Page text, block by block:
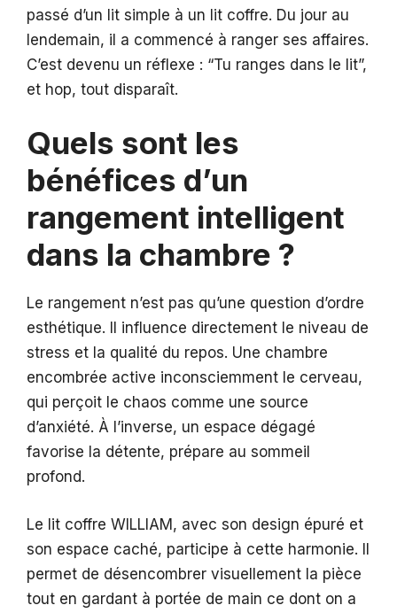
passé d’un lit simple à un lit coffre. Du jour au
lendemain, il a commencé à ranger ses affaires.
C’est devenu un réflexe : “Tu ranges dans le lit”,
et hop, tout disparaît.
Quels sont les
bénéfices d’un
rangement intelligent
dans la chambre ?
Le rangement n’est pas qu’une question d’ordre
esthétique. Il influence directement le niveau de
stress et la qualité du repos. Une chambre
encombrée active inconsciemment le cerveau,
qui perçoit le chaos comme une source
d’anxiété. À l’inverse, un espace dégagé
favorise la détente, prépare au sommeil
profond.
Le lit coffre WILLIAM, avec son design épuré et
son espace caché, participe à cette harmonie. Il
permet de désencombrer visuellement la pièce
tout en gardant à portée de main ce dont on a